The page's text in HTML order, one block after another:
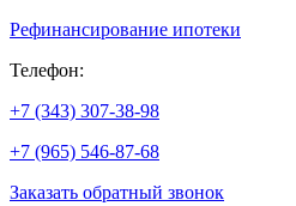
Рефинансирование ипотеки
Телефон:
+7 (343) 307-38-98
+7 (965) 546-87-68
Заказать обратный звонок